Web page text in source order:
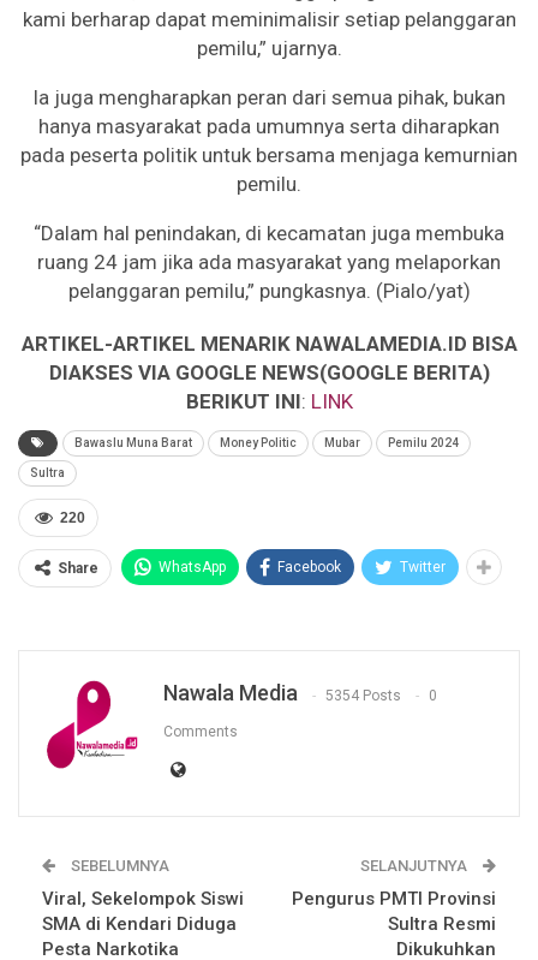
kami berharap dapat meminimalisir setiap pelanggaran
pemilu,” ujarnya.
Ia juga mengharapkan peran dari semua pihak, bukan
hanya masyarakat pada umumnya serta diharapkan
pada peserta politik untuk bersama menjaga kemurnian
pemilu.
“Dalam hal penindakan, di kecamatan juga membuka
ruang 24 jam jika ada masyarakat yang melaporkan
pelanggaran pemilu,” pungkasnya. (Pialo/yat)
ARTIKEL-ARTIKEL MENARIK NAWALAMEDIA.ID BISA
DIAKSES VIA GOOGLE NEWS(GOOGLE BERITA)
BERIKUT INI: LINK
Bawaslu Muna Barat Money Politic Mubar Pemilu 2024
Sultra
220
Share WhatsApp Facebook Twitter
Nawala Media 5354 Posts 0
Comments
SEBELUMNYA
Viral, Sekelompok Siswi
SMA di Kendari Diduga
Pesta Narkotika
SELANJUTNYA
Pengurus PMTI Provinsi
Sultra Resmi
Dikukuhkan